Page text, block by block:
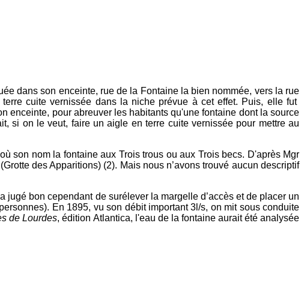
dans son enceinte, rue de la Fontaine la bien nommée, vers la rue
cuite vernissée dans la niche prévue à cet effet. Puis, elle fut
pour abreuver les habitants qu'une fontaine dont la source
si on le veut, faire un aigle en terre cuite vernissée pour mettre au
son nom la fontaine aux Trois trous ou aux Trois becs. D'après Mgr
des Apparitions) (2). Mais nous n’avons trouvé aucun descriptif
bon cependant de surélever la margelle d’accès et de placer un
En 1895, vu son débit important 3l/s, on mit sous conduite
de Lourdes, édition Atlantica, l'eau de la fontaine aurait été analysée